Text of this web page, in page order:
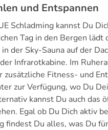
und Entspannen
Schladming kannst Du
Tag in den Bergen
in der Sky-Sauna auf der
Infrarotkabine. Im
zusätzliche Fitness- und
zur Verfügung, wo Du
kannst Du auch das
Egal ob Du Dich aktiv
findest Du alles, was Du